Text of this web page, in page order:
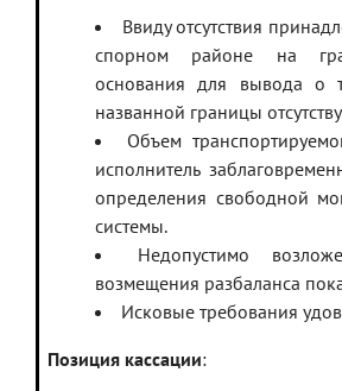
Ввиду отсутствия
спорном районе на
основания для вывода о
названной границы
Объем
исполнитель
определения свободной
системы.
Недопустимо
возмещения разбаланса
Исковые требования
Позиция кассации: